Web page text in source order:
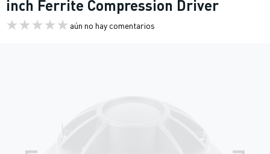
inch Ferrite Compression Driver
aún no hay comentarios